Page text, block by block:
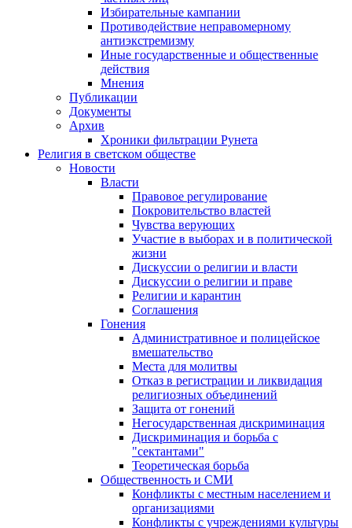
Избирательные кампании
Противодействие неправомерному
антиэкстремизму
Иные государственные и общественные
действия
Мнения
Публикации
Документы
Архив
Хроники фильтрации Рунета
Религия в светском обществе
Новости
Власти
Правовое регулирование
Покровительство властей
Чувства верующих
Участие в выборах и в политической
жизни
Дискуссии о религии и власти
Дискуссии о религии и праве
Религии и карантин
Соглашения
Гонения
Административное и полицейское
вмешательство
Места для молитвы
Отказ в регистрации и ликвидация
религиозных объединений
Защита от гонений
Негосударственная дискриминация
Дискриминация и борьба с
"сектантами"
Теоретическая борьба
Общественность и СМИ
Конфликты с местным населением и
организациями
Конфликты с учреждениями культуры